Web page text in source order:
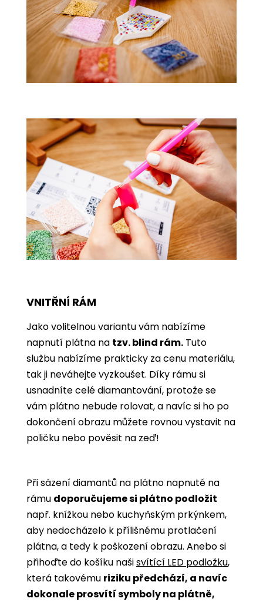
VNITŘNÍ RÁM
Jako volitelnou variantu vám nabízíme
napnutí plátna na tzv. blind rám. Tuto
službu nabízíme prakticky za cenu materiálu,
tak ji neváhejte vyzkoušet. Díky rámu si
usnadníte celé diamantování, protože se
vám plátno nebude rolovat, a navíc si ho po
dokončení obrazu můžete rovnou vystavit na
poličku nebo pověsit na zeď!
Při sázení diamantů na plátno napnuté na
rámu doporučujeme si plátno podložit
např. knížkou nebo kuchyňským prkýnkem,
aby nedocházelo k přílišnému protlačení
plátna, a tedy k poškození obrazu. Anebo si
přihoďte do košíku našisvítící LED podložku,
která takovému riziku předchází, a navíc
dokonale prosvítí symboly na plátně,